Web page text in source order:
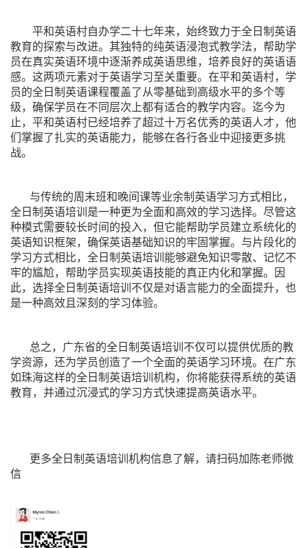
平和英语村自办学二十七年来，始终致力于全日制英语
教育的探索与改进。其独特的纯英语浸泡式教学法，帮助学
员在真实英语环境中逐渐养成英语思维，培养良好的英语语
感。这两项元素对于英语学习至关重要。在平和英语村，学
员的全日制英语课程覆盖了从零基础到高级水平的多个等
级，确保学员在不同层次上都有适合的教学内容。迄今为
止，平和英语村已经培养了超过十万名优秀的英语人才，他
们掌握了扎实的英语能力，能够在各行各业中迎接更多挑
战。
与传统的周末班和晚间课等业余制英语学习方式相比，
全日制英语培训是一种更为全面和高效的学习选择。尽管这
种模式需要较长时间的投入，但它能帮助学员建立系统化的
英语知识框架，确保英语基础知识的牢固掌握。与片段化的
学习方式相比，全日制英语培训能够避免知识零散、记忆不
牢的尴尬，帮助学员实现英语技能的真正内化和掌握。因
此，选择全日制英语培训不仅是对语言能力的全面提升，也
是一种高效且深刻的学习体验。
总之，广东省的全日制英语培训不仅可以提供优质的教
学资源，还为学员创造了一个全面的英语学习环境。在广东
如珠海这样的全日制英语培训机构，你将能获得系统的英语
教育，并通过沉浸式的学习方式快速提高英语水平。
更多全日制英语培训机构信息了解，请扫码加陈老师微
信